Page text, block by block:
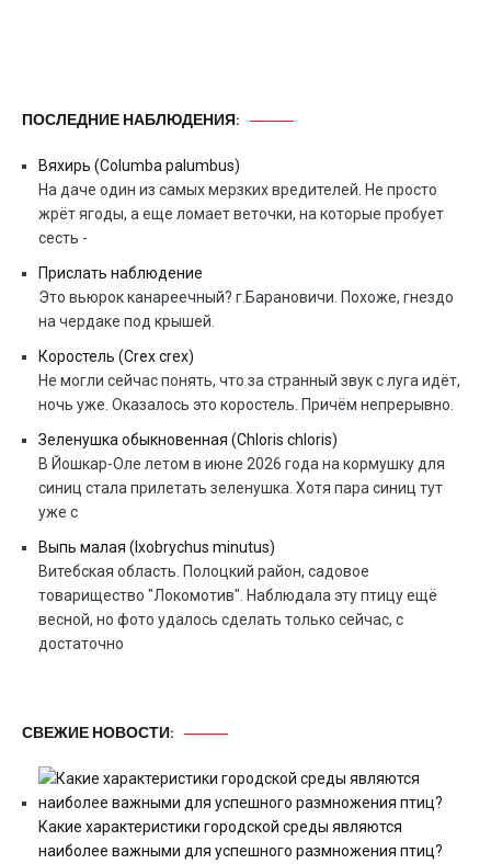
ПОСЛЕДНИЕ НАБЛЮДЕНИЯ:
Вяхирь (Columba palumbus)
На даче один из самых мерзких вредителей. Не просто
жрёт ягоды, а еще ломает веточки, на которые пробует
сесть -
Прислать наблюдение
Это вьюрок канареечный? г.Барановичи. Похоже, гнездо
на чердаке под крышей.
Коростель (Crex crex)
Не могли сейчас понять, что за странный звук с луга идёт,
ночь уже. Оказалось это коростель. Причём непрерывно.
Зеленушка обыкновенная (Chloris chloris)
В Йошкар-Оле летом в июне 2026 года на кормушку для
синиц стала прилетать зеленушка. Хотя пара синиц тут
уже с
Выпь малая (Ixobrychus minutus)
Витебская область. Полоцкий район, садовое
товарищество "Локомотив". Наблюдала эту птицу ещё
весной, но фото удалось сделать только сейчас, с
достаточно
СВЕЖИЕ НОВОСТИ:
Какие характеристики городской среды являются
наиболее важными для успешного размножения птиц?